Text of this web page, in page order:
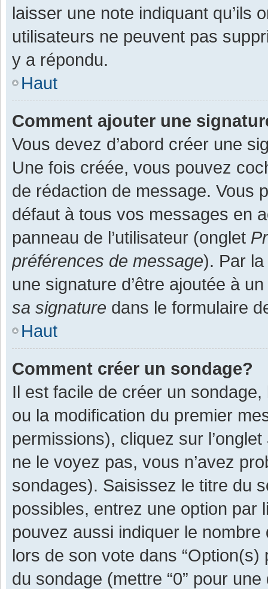
laisser une note indiquant qu’ils
utilisateurs ne peuvent pas
y a répondu.
Haut
Comment ajouter une
Vous devez d’abord créer une
Une fois créée, vous pouvez
de rédaction de message. Vous
défaut à tous vos messages en
panneau de l’utilisateur (onglet
préférences de message). Par
une signature d’être ajoutée à
sa signature dans le formulaire
Haut
Comment créer un sondage?
Il est facile de créer un
ou la modification du premier
permissions), cliquez sur l’onglet
ne le voyez pas, vous n’avez
sondages). Saisissez le titre du
possibles, entrez une option par
pouvez aussi indiquer le
lors de son vote dans “Option(s)
du sondage (mettre “0” pour